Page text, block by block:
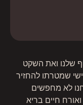
שלנו ואת השקט
שמטרתו להחזיר
לא מחפשים
חיים בריא